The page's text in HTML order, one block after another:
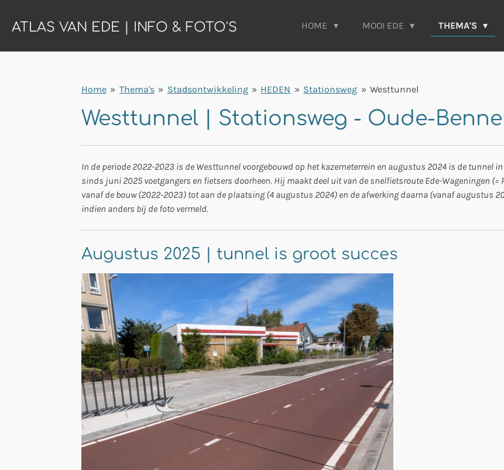
direct
de
ATLAS VAN EDE | INFO & FOTO'S HOME MOOI EDE THEMA'S
Home » Thema's » Stadsontwikkeling » HEDEN » Stationsweg » Westtunnel
Westtunnel | Stationsweg - Oude-
In de periode 2022-2023 is de Westtunnel voorgebouwd op het kazerneterrein en augustus 2024 is de tunnel
sinds juni 2025 voetgangers en fietsers doorheen. Hij maakt deel uit van de snelfietsroute Ede-Wageningen (=
vanaf de bouw (2022-2023) tot aan de plaatsing (4 augustus 2024) en de afwerking daarna (vanaf augustus
indien anders bij de foto vermeld.
Augustus 2025 | tunnel is groot succes